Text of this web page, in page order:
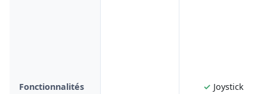
Fonctionnalités
✓ Joystick